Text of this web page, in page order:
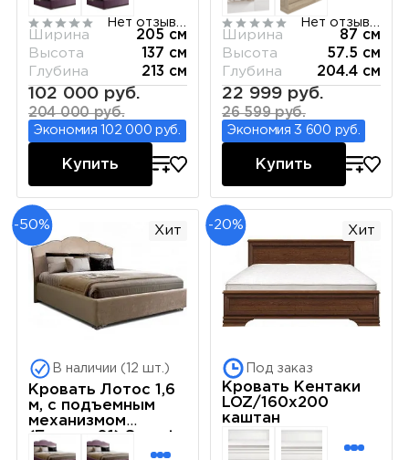
1[3]
Ширина
205 см
Высота
137 см
Глубина
213 см
102 000 руб.
204 000 руб.
Экономия 102 000 руб.
Купить
Ширина
87 см
Высота
57.5 см
Глубина
204.4 см
22 999 руб.
26 599 руб.
Экономия 3 600 руб.
Купить
-50% Хит
В наличии (12 шт.)
Кровать Лотос 1,6
м, с подъемным
механизмом
(Бархат 01) Sweet
dreams ЛСКР-1[3]
-20% Хит
Под заказ
Кровать Кентаки
LOZ/160x200
каштан